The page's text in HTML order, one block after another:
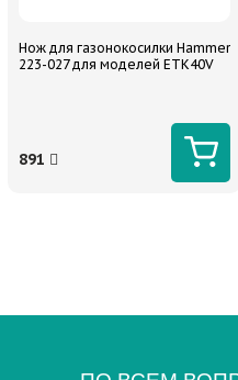
Нож для газонокосилки Hammer
223-027 для моделей ETK40V
891